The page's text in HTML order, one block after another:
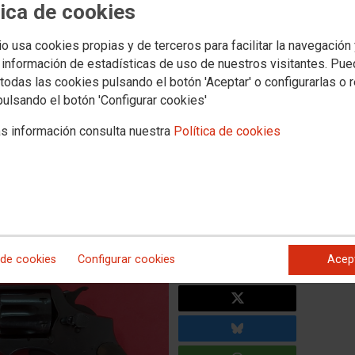
de cookies
usa cookies propias y de terceros para facilitar la navegación
de estadísticas de uso de nuestros visitantes.
las cookies pulsando el botón 'Aceptar' o configurarlas o
el botón 'Configurar cookies'
información consulta nuestra Política de cookies
cookies Configurar cookies
privada incautan un
dimensiones a una persona
Prieto Abando de
el nuevo pliego presentado por ADIF no obligue a dotar al
guantes anti-corte y sprays, pese al alto riesgo